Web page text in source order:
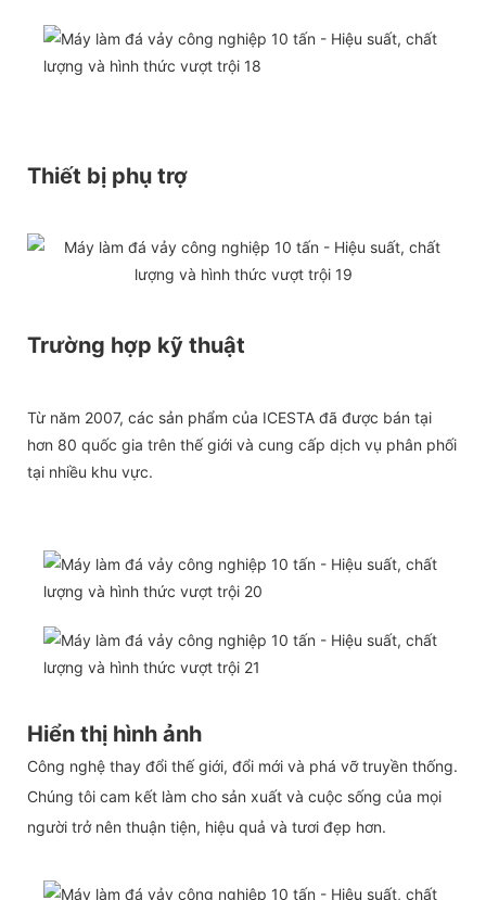
Thiết bị phụ trợ
Trường hợp kỹ thuật
Từ năm 2007, các sản phẩm của ICESTA đã được bán tại
hơn 80 quốc gia trên thế giới và cung cấp dịch vụ phân phối
tại nhiều khu vực.
Hiển thị hình ảnh
Công nghệ thay đổi thế giới, đổi mới và phá vỡ truyền thống.
Chúng tôi cam kết làm cho sản xuất và cuộc sống của mọi
người trở nên thuận tiện, hiệu quả và tươi đẹp hơn.